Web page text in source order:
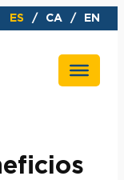
ES CA EN